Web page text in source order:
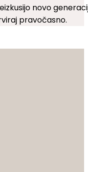
novo
pravočasno.